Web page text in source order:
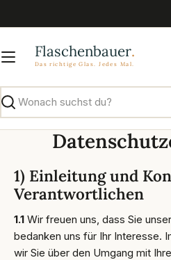
Inhalt
Suchen
1) Einleitung und
Verantwortlichen
1.1 Wir freuen uns, dass Sie
bedanken uns für Ihr Interesse.
wir Sie über den Umgang mit